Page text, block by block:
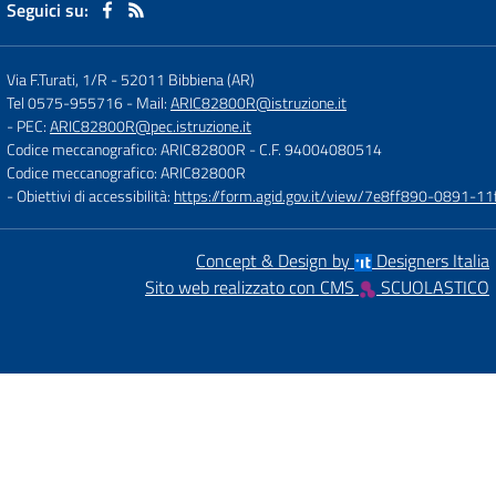
Seguici su:
Via F.Turati, 1/R -52011 Bibbiena (AR)
Tel 0575-955716- Mail:ARIC82800R@istruzione.it
- PEC:ARIC82800R@pec.istruzione.it
Codice meccanografico: ARIC82800R - C.F. 94004080514
Codice meccanografico: ARIC82800R
- Obiettivi di accessibilità: https://form.agid.gov.it/view/7e8ff890-0891-
Concept & Design by
Designers Italia
Sito web realizzato con CMS
SCUOLASTICO